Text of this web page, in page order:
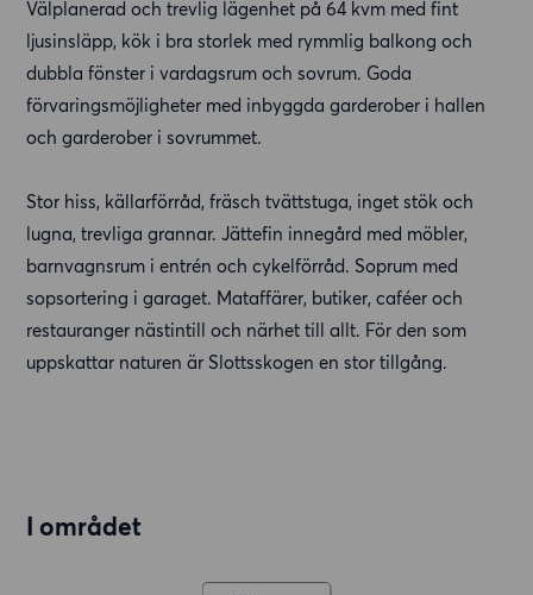
Välplanerad och trevlig lägenhet på 64 kvm med fint
ljusinsläpp, kök i bra storlek med rymmlig balkong och
dubbla fönster i vardagsrum och sovrum. Goda
förvaringsmöjligheter med inbyggda garderober i hallen
och garderober i sovrummet.
Stor hiss, källarförråd, fräsch tvättstuga, inget stök och
lugna, trevliga grannar. Jättefin innegård med möbler,
barnvagnsrum i entrén och cykelförråd. Soprum med
sopsortering i garaget. Mataffärer, butiker, caféer och
restauranger nästintill och närhet till allt. För den som
uppskattar naturen är Slottsskogen en stor tillgång.
I området